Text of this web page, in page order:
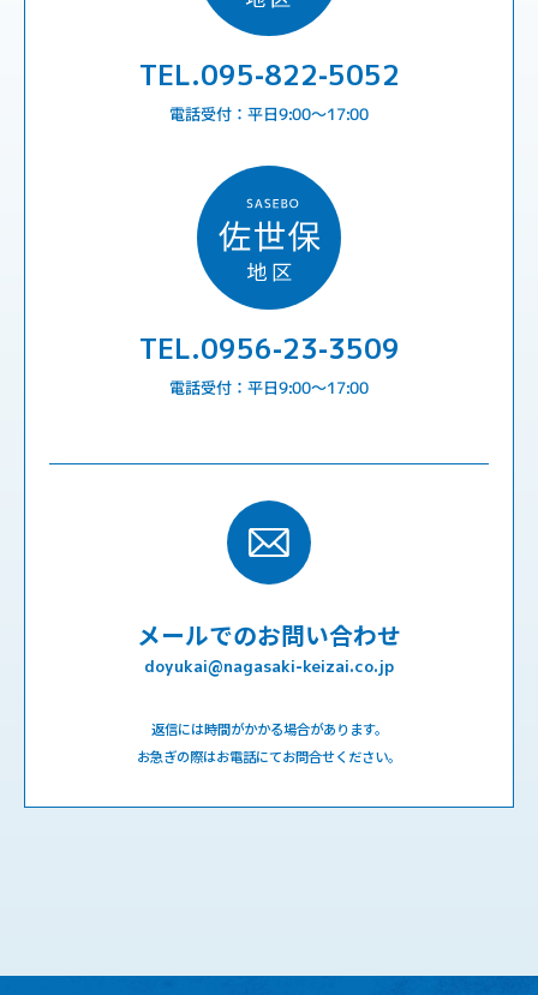
TEL.095-822-5052
電話受付：平日9:00〜17:00
TEL.0956-23-3509
電話受付：平日9:00〜17:00
メールでのお問い合わせ
doyukai@nagasaki-keizai.co.jp
返信には時間がかかる場合があります。
お急ぎの際はお電話にてお問合せください。